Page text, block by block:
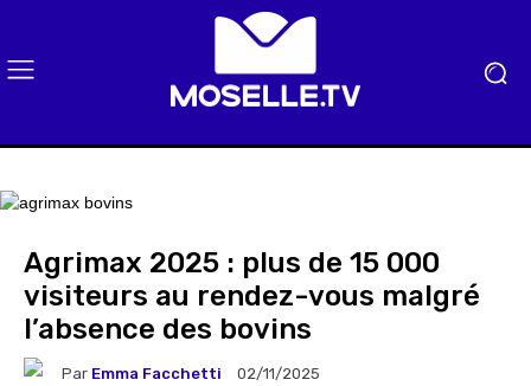
Agrimax 2025 : plus de 15 000
visiteurs au rendez-vous malgré
l’absence des bovins
Par Emma Facchetti 02/11/2025